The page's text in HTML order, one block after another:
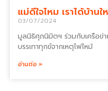
แม่ดีใจไหม เราได้บ้านใ
03/07/2024
มูลนิธิศุภนิมิตฯ ร่วมกับเครือข่
บรรเทาทุกข์จากเหตุไฟไหม้
อ่านต่อ »